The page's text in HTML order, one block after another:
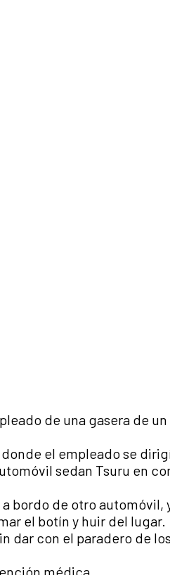
de una gasera de
el empleado se
sedan Tsuru en
bordo de otro automóvil,
el botín y huir del lugar.
dar con el paradero de
médica.